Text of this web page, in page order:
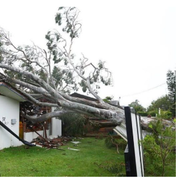
‘आइतबारको अफिस’ को परिचर्चा सम्पन्न